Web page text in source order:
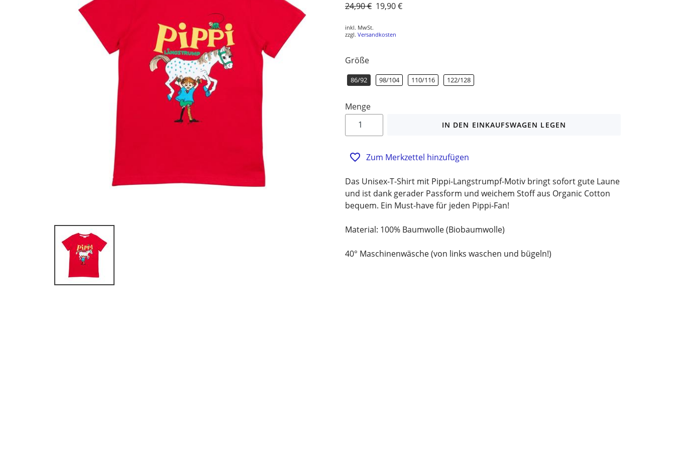
Normaler
24,90 € Sonderpreis
19,90 €
inkl. MwSt.
zzgl. Versandkosten
Größe
86/92 98/104 110/116 122/128
Menge
IN DEN EINKAUFSWAGEN LEGEN
Zum Merkzettel hinzufügen
Das Unisex-T-Shirt mit Pippi-Langstrumpf-Motiv bringt sofort gute Laune
und ist dank gerader Passform und weichem Stoff aus Organic Cotton
bequem. Ein Must-have für jeden Pippi-Fan!
Material: 100% Baumwolle (Biobaumwolle)
40° Maschinenwäsche (von links waschen und bügeln!)